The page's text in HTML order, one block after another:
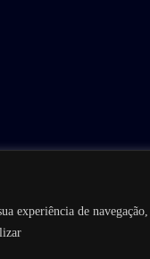
experiência de navegação,